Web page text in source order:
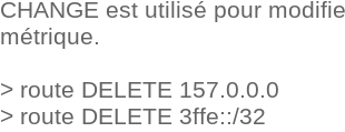
CHANGE est utilisé pour
métrique.
> route DELETE 157.0.0.0
> route DELETE 3ffe::/32